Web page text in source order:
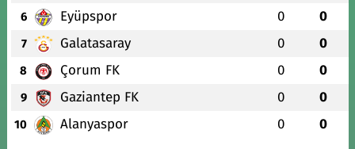
6 Eyüpspor 0 0
7 Galatasaray 0 0
8 Çorum FK 0 0
9 Gaziantep FK 0 0
10 Alanyaspor 0 0